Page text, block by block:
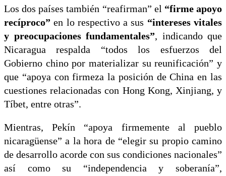
Los dos países también “reafirman” el “firme apoyo
recíproco” en lo respectivo a sus “intereses vitales
y preocupaciones fundamentales”, indicando que
Nicaragua respalda “todos los esfuerzos del
Gobierno chino por materializar su reunificación” y
que “apoya con firmeza la posición de China en las
cuestiones relacionadas con Hong Kong, Xinjiang, y
Tíbet, entre otras”.
Mientras, Pekín “apoya firmemente al pueblo
nicaragüense” a la hora de “elegir su propio camino
de desarrollo acorde con sus condiciones nacionales”
así como su “independencia y soberanía”,